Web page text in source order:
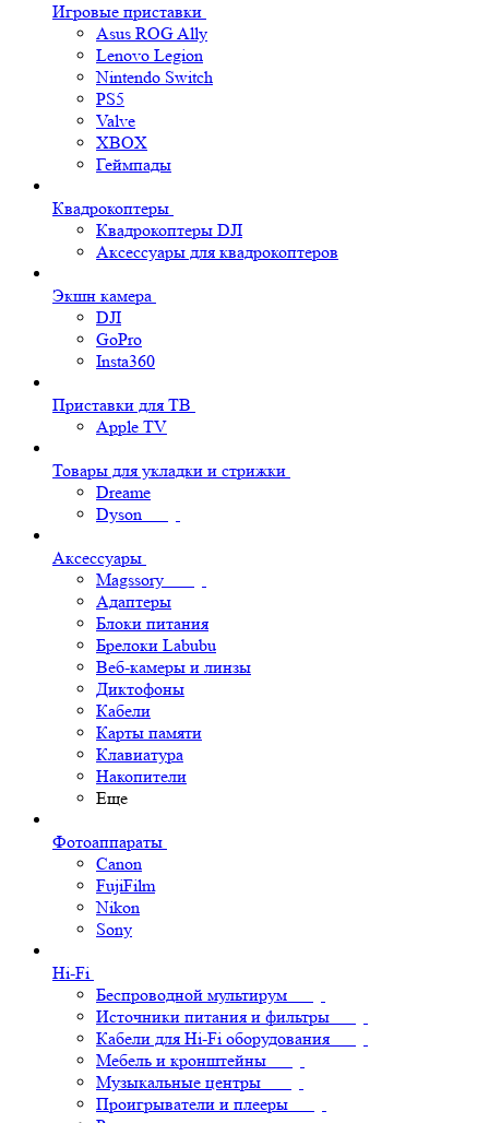
Игровые приставки
Asus ROG Ally
Lenovo Legion
Nintendo Switch
PS5
Valve
XBOX
Геймпады
Квадрокоптеры
Квадрокоптеры DJI
Аксессуары для квадрокоптеров
Экшн камера
DJI
GoPro
Insta360
Приставки для ТВ
Apple TV
Товары для укладки и стрижки
Dreame
Dyson
Аксессуары
Magssory
Адаптеры
Блоки питания
Брелоки Labubu
Веб-камеры и линзы
Диктофоны
Кабели
Карты памяти
Клавиатура
Накопители
Еще
Фотоаппараты
Canon
FujiFilm
Nikon
Sony
Hi-Fi
Беспроводной мультирум
Источники питания и фильтры
Кабели для Hi-Fi оборудования
Мебель и кронштейны
Музыкальные центры
Проигрыватели и плееры